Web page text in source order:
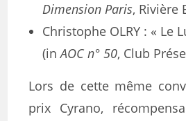
Dimension Paris, Rivière
Christophe OLRY : « Le
(inAOC n° 50, Club
Lors de cette même
prix Cyrano,